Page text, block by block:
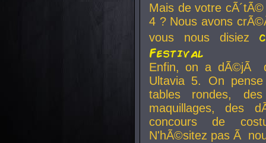
Mais de votre
4 ? Nous avons
vous nous disiez
Festival
Enfin, on a dÃ©jÃ
Ultavia 5. On
tables rondes,
maquillages, des
concours de
N'hÃ©sitez pas Ã